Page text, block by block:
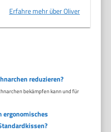
Erfahre mehr über Oliver
reduzieren?
bekämpfen kann und für